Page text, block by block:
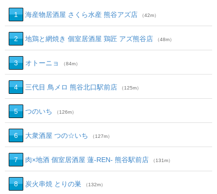
1 海産物居酒屋 さくら水産 熊谷アズ店 （42m）
2 地鶏と網焼き 個室居酒屋 鶏匠 アズ熊谷店 （48m）
3 オトーニョ （84m）
4 三代目 鳥メロ 熊谷北口駅前店 （125m）
5 つのいち （126m）
6 大衆酒屋 つの☆いち （127m）
7 肉×地酒 個室居酒屋 蓮‐REN‐ 熊谷駅前店 （131m）
8 炭火串焼 とりの巣 （132m）